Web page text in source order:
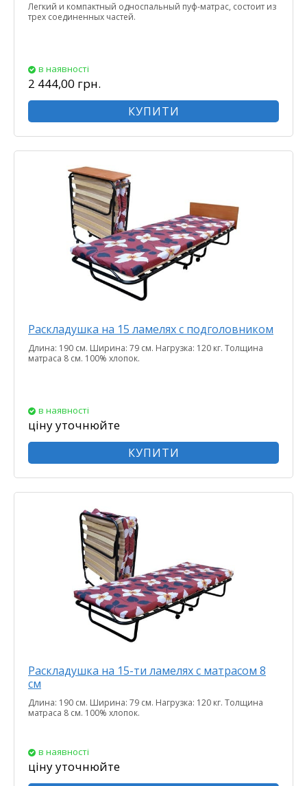
Легкий и компактный односпальный пуф-матрас, состоит из
трех соединенных частей.
в наявності
2 444,00 грн.
КУПИТИ
Раскладушка на 15 ламелях с подголовником
Длина: 190 см. Ширина: 79 см. Нагрузка: 120 кг. Толщина
матраса 8 см. 100% хлопок.
в наявності
ціну уточнюйте
КУПИТИ
Раскладушка на 15-ти ламелях с матрасом 8
см
Длина: 190 см. Ширина: 79 см. Нагрузка: 120 кг. Толщина
матраса 8 см. 100% хлопок.
в наявності
ціну уточнюйте